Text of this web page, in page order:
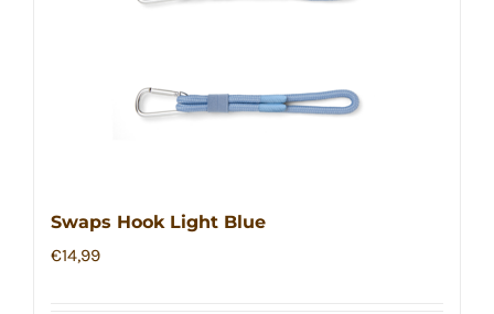
Swaps Hook Light Blue
€14,99